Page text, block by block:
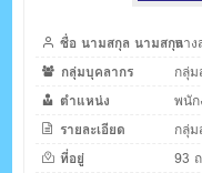
ชื่อ นามสกุล นามสกุลนาง
กลุ่มบุคลากร
กลุ่
ตำแหน่ง
พนัก
รายละเอียด
กลุ่
ที่อยู่
93